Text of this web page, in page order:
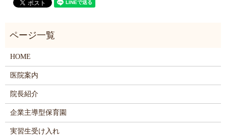
HOME
医院案内
院長紹介
企業主導型保育園
実習生受け入れ